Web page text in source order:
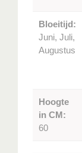
Bloeitijd:
Juni, Juli,
Augustus
Hoogte
in CM:
60